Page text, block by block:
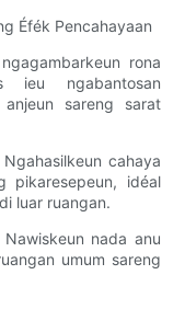
Éfék Pencahayaan
rona
ieu ngabantosan
sareng sarat
cahaya
pikaresepeun, idéal
luar ruangan.
nada anu
umum sareng